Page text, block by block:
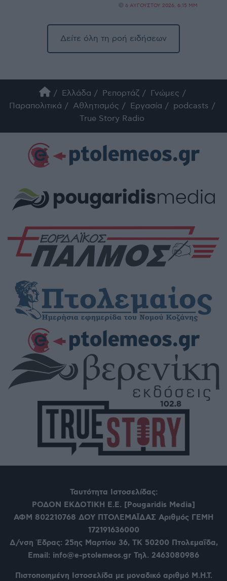
6 ΑΥΓΟΎΣΤΟΥ 2026, 6:15 ΜΜ
Δείτε όλη τη ροή ειδήσεων
Ελλάδα Ρεπορτάζ
Γνώμες
Παραπολιτικά
Αθλητισμός Εργασία
podcasts
True Story Radio
Ταυτότητα Ιστοσελίδας:
ΡΟΔΟΝ ΕΚΔΟΤΙΚΗ Ε.Ε. [Pougaridis Media]
ΑΦΜ 802210768 ΔΟΥ ΠΤΟΛΕΜΑΪΔΑΣ Αριθμός ΓΕΜΗ
172191636000
Δ/νση Έδρας: 25ης Μαρτίου 36, ΤΚ 50200 Πτολεμαΐδα,
Email: info@e-ptolemeos.gr Τηλ. 2463080986
Πιστοποιημένη Ιστοσελίδα με μοναδικό αριθμό Μ.Η.Τ.